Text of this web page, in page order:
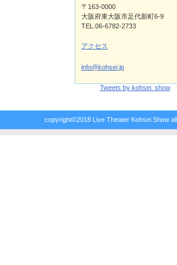
〒163-0000
大阪府東大阪市足代新町6-9
TEL.06-6782-2733
アクセス
info@kohsei.jp
Tweets by kohsei_show
copyright©2018 Live Theater Kohsei Show